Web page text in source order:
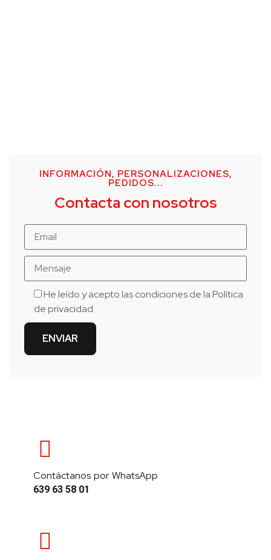
INFORMACIÓN, PERSONALIZACIONES,
PEDIDOS...
Contacta con nosotros
He leído y acepto las condiciones de laPolítica
de privacidad
Contáctanos por WhatsApp
639 63 58 01